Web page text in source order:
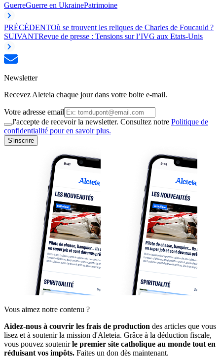
GuerreGuerre en UkrainePatrimoine
PRÉCÉDENTOù se trouvent les reliques de Charles de Foucauld ?
SUIVANTRevue de presse : Tensions sur l’IVG aux Etats-Unis
Newsletter
Recevez Aleteia chaque jour dans votre boite e-mail.
Votre adresse email
J'accepte de recevoir la newsletter. Consultez notre Politique de
confidentialité pour en savoir plus.
S'inscrire
Vous aimez notre contenu ?
Aidez-nous à couvrir les frais de production des articles que vous
lisez et à soutenir la mission d'Aleteia. Grâce à la déduction fiscale,
vous pouvez soutenirle premier site catholique au monde tout en
réduisant vos impôts. Faites un don dès maintenant.